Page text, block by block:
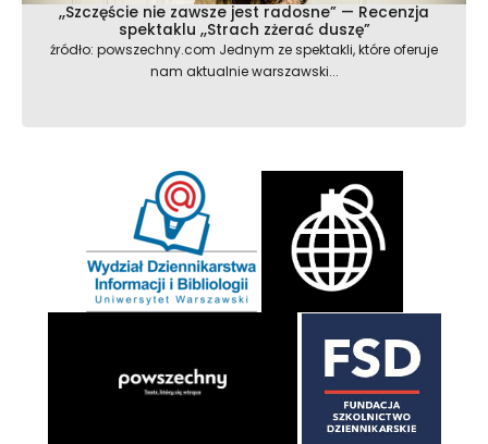
,,Szczęście nie zawsze jest radosne” — Recenzja
spektaklu ,,Strach zżerać duszę”
źródło: powszechny.com Jednym ze spektakli, które oferuje
nam aktualnie warszawski...